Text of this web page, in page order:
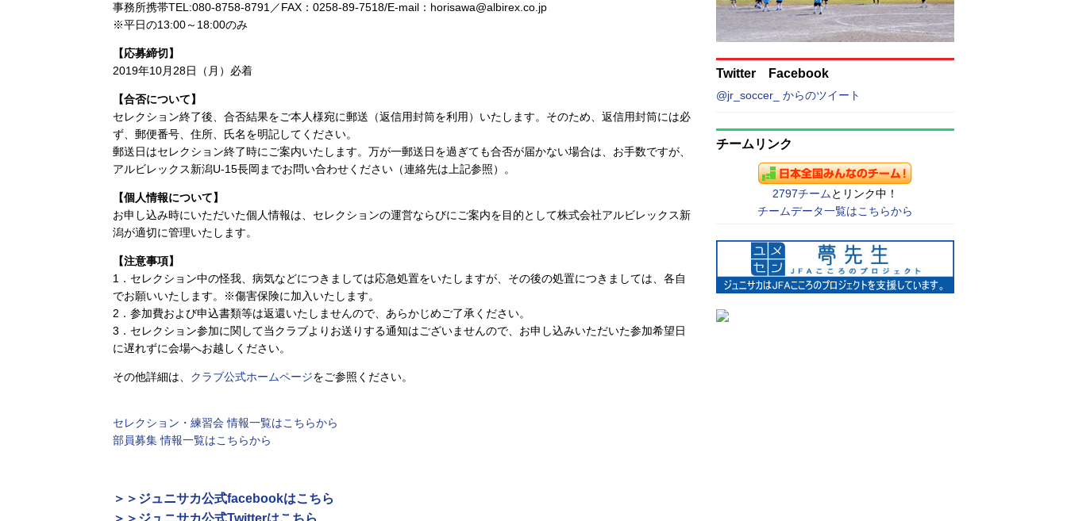
事務所携帯TEL:080-8758-8791／FAX：0258-89-7518/E-mail：horisawa@albirex.co.jp
※平日の13:00～18:00のみ
【応募締切】
2019年10月28日（月）必着
【合否について】
セレクション終了後、合否結果をご本人様宛に郵送（返信用封筒を利用）いたします。そのため、返信用封筒には必
ず、郵便番号、住所、氏名を明記してください。
郵送日はセレクション終了時にご案内いたします。万が一郵送日を過ぎても合否が届かない場合は、お手数ですが、
アルビレックス新潟U-15長岡までお問い合わせください（連絡先は上記参照）。
【個人情報について】
お申し込み時にいただいた個人情報は、セレクションの運営ならびにご案内を目的として株式会社アルビレックス新
潟が適切に管理いたします。
【注意事項】
1．セレクション中の怪我、病気などにつきましては応急処置をいたしますが、その後の処置につきましては、各自
でお願いいたします。※傷害保険に加入いたします。
2．参加費および申込書類等は返還いたしませんので、あらかじめご了承ください。
3．セレクション参加に関して当クラブよりお送りする通知はございませんので、お申し込みいただいた参加希望日
に遅れずに会場へお越しください。
その他詳細は、 クラブ公式ホームページをご参照ください。
セレクション・練習会 情報一覧はこちらから
部員募集 情報一覧はこちらから
＞＞ジュニサカ公式facebookはこちら
＞＞ジュニサカ公式Twitterはこちら
Twitter Facebook
@jr_soccer_ からのツイート
チームリンク
2797チーム とリンク中！
チームデータ一覧はこちらから